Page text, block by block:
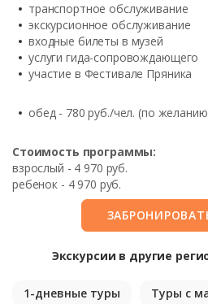
транспортное обслуживание
экскурсионное обслуживание
входные билеты в музей
услуги гида-сопровождающего
участие в Фестивале Пряника
обед - 780 руб./чел. (по
Стоимость программы:
взрослый - 4 970 руб.
ребенок - 4 970 руб.
Экскурсии в другие
1-дневные туры Туры с